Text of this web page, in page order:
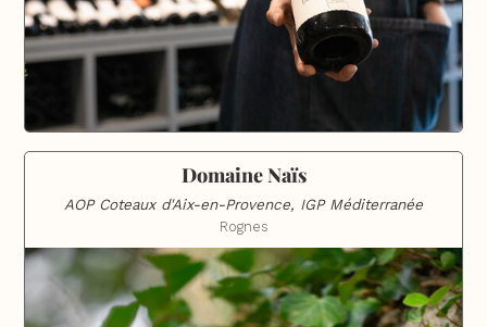
Domaine Naïs
AOP Coteaux d'Aix-en-Provence, IGP Méditerranée
Rognes